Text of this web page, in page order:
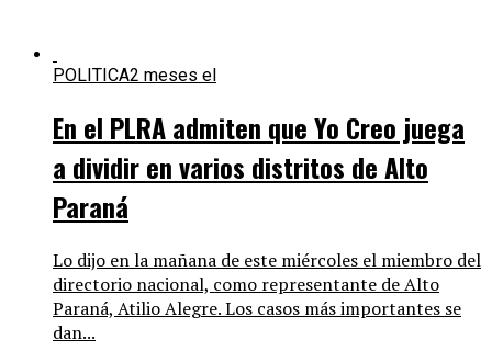
POLITICA2 meses el
En el PLRA admiten que Yo Creo juega
a dividir en varios distritos de Alto
Paraná
Lo dijo en la mañana de este miércoles el miembro del
directorio nacional, como representante de Alto
Paraná, Atilio Alegre. Los casos más importantes se
dan...